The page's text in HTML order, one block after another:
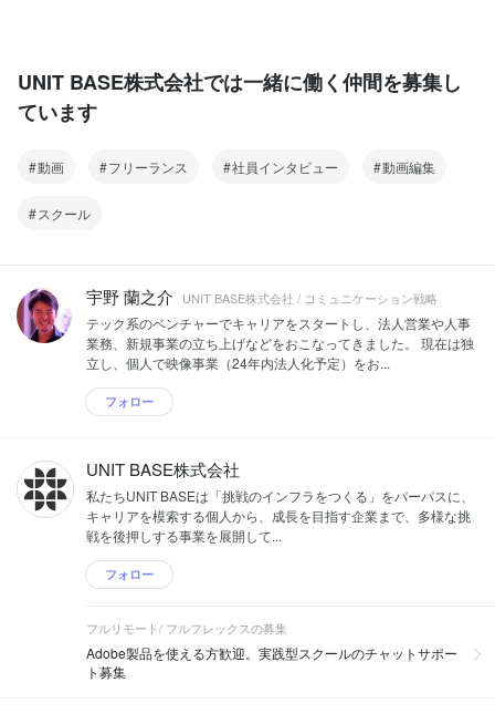
UNIT BASE株式会社では一緒に働く仲間を募集し
ています
動画 フリーランス 社員インタビュー 動画編集
スクール
宇野 蘭之介 UNIT BASE株式会社 / コミュニケーション戦略
テック系のベンチャーでキャリアをスタートし、法人営業や人事
業務、新規事業の立ち上げなどをおこなってきました。 現在は独
立し、個人で映像事業（24年内法人化予定）をお...
フォロー
UNIT BASE株式会社
私たちUNIT BASEは「挑戦のインフラをつくる」をパーパスに、
キャリアを模索する個人から、成長を目指す企業まで、多様な挑
戦を後押しする事業を展開して...
フォロー
フルリモート/ フルフレックスの募集
Adobe製品を使える方歓迎。実践型スクールのチャットサポー
ト募集